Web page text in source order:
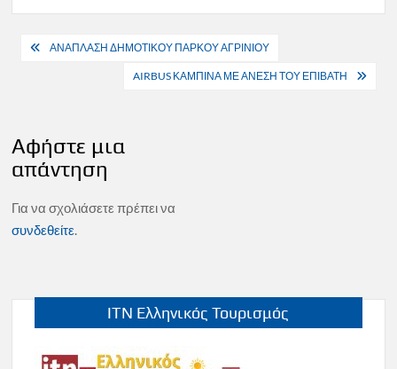
Πλοήγηση
ΑΝΑΠΛΑΣΗ ΔΗΜΟΤΙΚΟΥ ΠΑΡΚΟΥ ΑΓΡΙΝΙΟΥ
AIRBUS ΚΑΜΠΙΝΑ ΜΕ ΑΝΕΣΗ ΤΟΥ ΕΠΙΒΑΤΗ
Αφήστε μια
απάντηση
Για να σχολιάσετε πρέπει να
συνδεθείτε.
ITN Ελληνικός Τουρισμός